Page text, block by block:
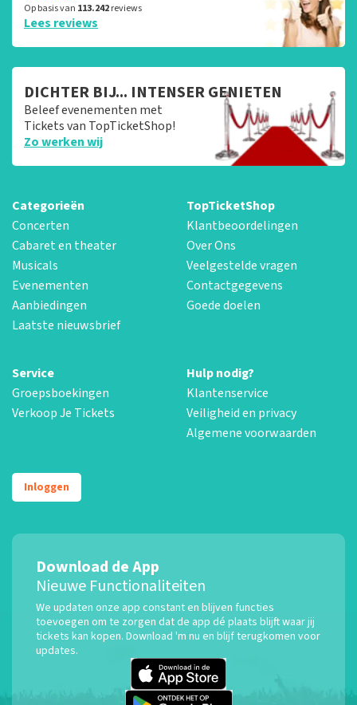
Op basis van 113.242reviews
Lees reviews
DICHTER BIJ... INTENSER GENIETEN
Beleef evenementen met
Tickets van TopTicketShop!
Zo werken wij
Categorieën
Concerten
Cabaret en theater
Musicals
Evenementen
Aanbiedingen
Laatste nieuwsbrief
TopTicketShop
Klantbeoordelingen
Over Ons
Veelgestelde vragen
Contactgegevens
Goede doelen
Service
Groepsboekingen
Verkoop Je Tickets
Hulp nodig?
Klantenservice
Veiligheid en privacy
Algemene voorwaarden
Inloggen
Download de App
Nieuwe Functionaliteiten
We updaten onze app constant en blijven functies
toevoegen om te zorgen dat de app dé plaats blijft waar jij
tickets kan kopen. Download 'm nu en blijf terugkomen voor
updates.